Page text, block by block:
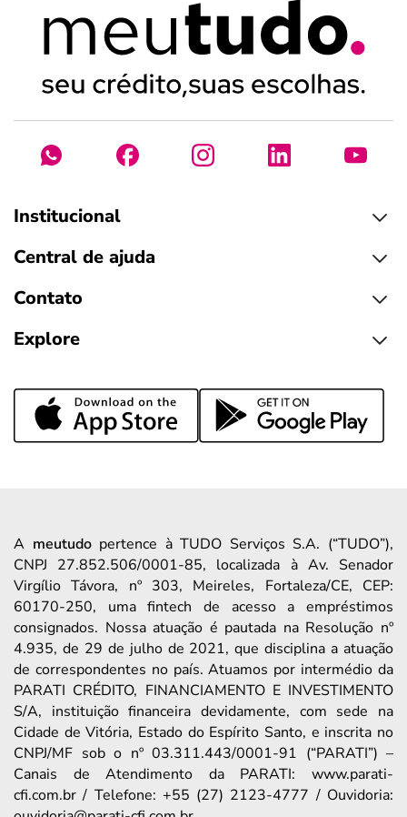
Institucional
Central de ajuda
Contato
Explore
A meutudopertence à TUDO Serviços S.A. (“TUDO”),
CNPJ 27.852.506/0001-85, localizada à Av. Senador
Virgílio Távora, nº 303, Meireles, Fortaleza/CE, CEP:
60170-250, uma fintech de acesso a empréstimos
consignados. Nossa atuação é pautada na Resolução nº
4.935, de 29 de julho de 2021, que disciplina a atuação
de correspondentes no país. Atuamos por intermédio da
PARATI CRÉDITO, FINANCIAMENTO E INVESTIMENTO
S/A, instituição financeira devidamente, com sede na
Cidade de Vitória, Estado do Espírito Santo, e inscrita no
CNPJ/MF sob o nº 03.311.443/0001-91 (“PARATI”) –
Canais de Atendimento da PARATI: www.parati-
cfi.com.br / Telefone: +55 (27) 2123-4777 / Ouvidoria: